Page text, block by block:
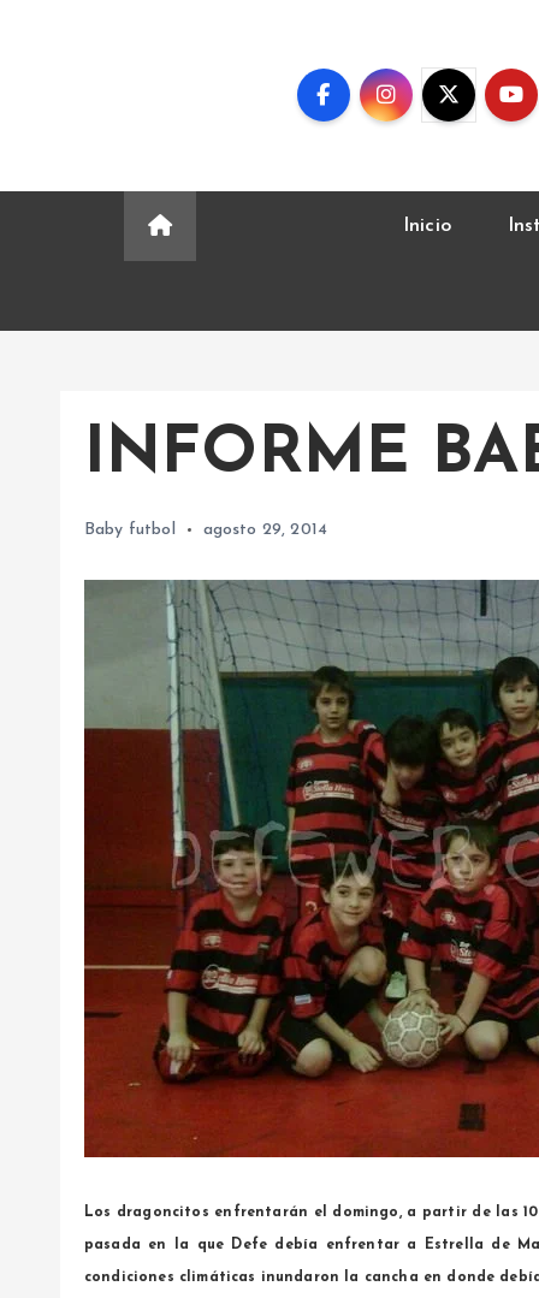
Inicio
INFORME
Baby futbol agosto 29, 2014
Los dragoncitos enfrentarán el domingo, a partir de las
pasada en la que Defe debía enfrentar a Estrella de
condiciones climáticas inundaron la cancha en donde